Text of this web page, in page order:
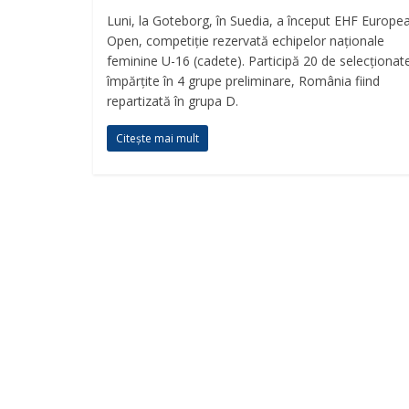
Luni, la Goteborg, în Suedia, a început EHF
Open, competiție rezervată echipelor naționale
feminine U-16 (cadete). Participă 20 de
împărțite în 4 grupe preliminare, România fiind
repartizată în grupa D.
Citește mai mult